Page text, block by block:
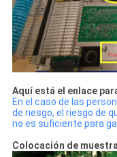
Aquí está el enlace
En el caso de las
de riesgo, el riesgo de
no es suficiente para
Colocación de